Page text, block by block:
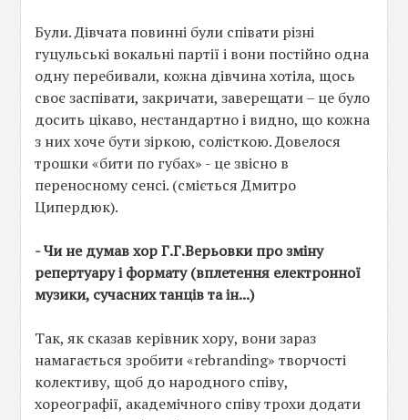
Були. Дівчата повинні були співати різні
гуцульські вокальні партії і вони постійно одна
одну перебивали, кожна дівчина хотіла, щось
своє заспівати, закричати, заверещати – це було
досить цікаво, нестандартно і видно, що кожна
з них хоче бути зіркою, солісткою. Довелося
трошки «бити по губах» - це звісно в
переносному сенсі. (сміється Дмитро
Ципердюк).
- Чи не думав хор Г.Г.Верьовки про зміну
репертуару і формату (вплетення електронної
музики, сучасних танців та ін...)
Так, як сказав керівник хору, вони зараз
намагається зробити «rebranding» творчості
колективу, щоб до народного співу,
хореографії, академічного співу трохи додати